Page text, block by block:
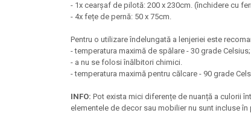
- 1x cearșaf de pilotă: 200 x 230cm. (închidere cu
- 4x fețe de pernă: 50 x 75cm.
Pentru o utilizare îndelungată a lenjeriei este
- temperatura maximă de spălare - 30 grade Celsius;
- a nu se folosi înălbitori chimici.
- temperatura maximă pentru călcare - 90 grade
INFO: Pot exista mici diferențe de nuanță a culorii
elementele de decor sau mobilier nu sunt incluse în